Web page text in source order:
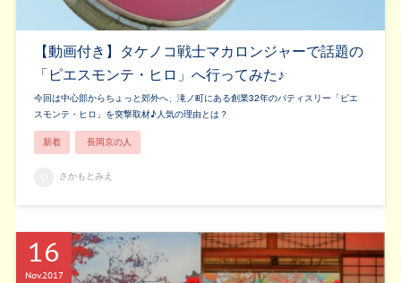
【動画付き】タケノコ戦士マカロンジャーで話題の
「ピエスモンテ・ヒロ」へ行ってみた♪
今回は中心部からちょっと郊外へ、滝ノ町にある創業32年のパティスリー「ピエ
スモンテ・ヒロ」を突撃取材♪人気の理由とは？
新着 長岡京の人
さかもとみえ
16
Nov2017